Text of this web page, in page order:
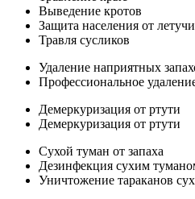
Выведение кротов
Защита населения от
Травля сусликов
Удаление наприятных
Профессиональное
Демеркуризация от ртути
Демеркуризация от ртути
Сухой туман от запаха
Дезинфекция сухим
Уничтожение тараканов